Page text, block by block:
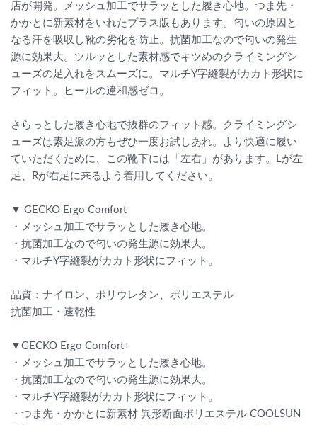
店が開発。メッシュ加工でサラッとした履き心地。つま先・
かかとに新素材をいれたプラス版もあります。匂いの原因と
なる汗を吸収し靴の劣化を防止。抗菌加工なので匂いの発生
源に効果大。ツルッとした素材感でキツめのクライミングシ
ューズの足入れをスムーズに。マルチY字縫製がカカト形状に
フィット。ヒールの違和感ゼロ。
さらっとした履き心地で抜群のフィット感。クライミングシ
ューズは素足派の方もぜひ一度お試しあれ。より快適に履い
ていただくために、この靴下には「左右」があります。Lが左
足、Rが右足に来るよう着用してください。
▼ GECKO Ergo Comfort
・メッシュ加工でサラッとした履き心地。
・抗菌加工なので匂いの発生源に効果大。
・マルチY字縫製がカカト形状にフィット。
品質：ナイロン、ポリウレタン、ポリエステル
抗菌加工・速乾性
▼GECKO Ergo Comfort+
・メッシュ加工でサラッとした履き心地。
・抗菌加工なので匂いの発生源に効果大。
・マルチY字縫製がカカト形状にフィット。
・つま先・かかとに新素材 異形断面ポリエステル COOLSUN